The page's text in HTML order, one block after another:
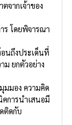
จากเจ้าของ
ร โดยพิจารณา
นถึงประเด็นที่
ม ยกตัวอย่าง
มมอง ความคิด
คการนําเสนอมี
ติดกับ